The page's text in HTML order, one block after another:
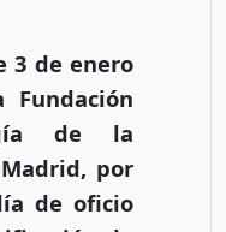
3 de enero
de la
por
de oficio